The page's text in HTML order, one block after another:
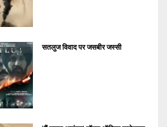
सतलुज विवाद पर जसबीर जस्सी